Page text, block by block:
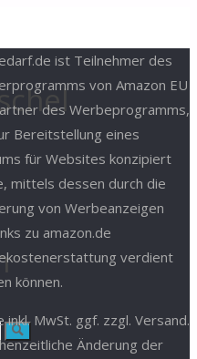
Suche
ist Teilnehmer des
von Amazon EU
des Werbeprogramms,
Bereitstellung eines
für Websites konzipiert
mittels dessen durch die
von Werbeanzeigen
zu amazon.de
verdient
können.
inkl. MwSt. ggf. zzgl. Versand.
Änderung der